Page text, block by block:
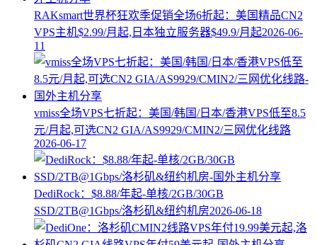
RAKsmart世界杯狂欢季促销全场6折起：美国精品CN2
VPS主机$2.99/月起,日本独立服务器$49.9/月起2026-06-
11
vmiss全场VPS七折起：美国/韩国/日本/香港VPS低至8.5
元/月起,可选CN2 GIA/AS9929/CMIN2/三网优化线路
2026-06-17
DediRock：$8.88/年起-单核/2GB/30GB
SSD/2TB@1Gbps/洛杉矶&纽约机房2026-06-18